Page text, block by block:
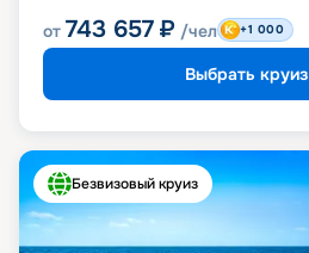
от 743 657 ₽ /чел +1 000
Выбрать круиз
Безвизовый круиз